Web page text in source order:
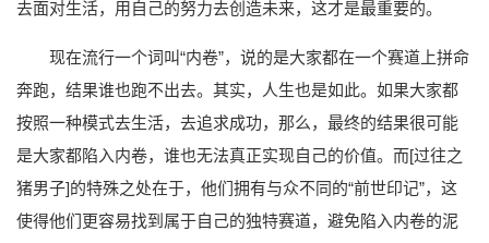
去面对生活，用自己的努力去创造未来，这才是最重要的。
现在流行一个词叫“内卷”，说的是大家都在一个赛道上拼命
奔跑，结果谁也跑不出去。其实，人生也是如此。如果大家都
按照一种模式去生活，去追求成功，那么，最终的结果很可能
是大家都陷入内卷，谁也无法真正实现自己的价值。而[过往之
猪男子]的特殊之处在于，他们拥有与众不同的“前世印记”，这
使得他们更容易找到属于自己的独特赛道，避免陷入内卷的泥